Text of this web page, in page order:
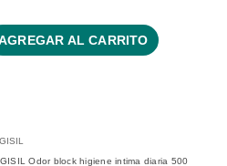
AL CARRITO
Odor block higiene intima diaria 500